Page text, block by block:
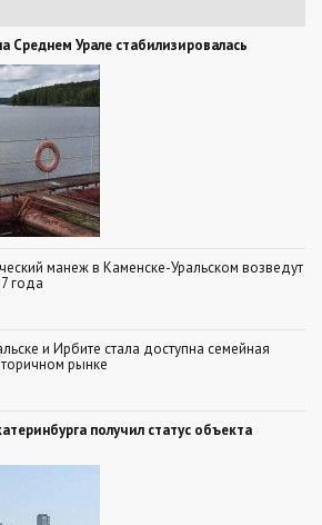
Среднем Урале стабилизировалась
манеж в Каменске-Уральском возведут
года
и Ирбите стала доступна семейная
рынке
получил статус объекта